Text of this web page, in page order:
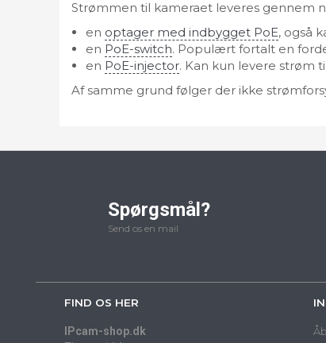
Strømmen til kameraet leveres gennem
en optager med indbygget PoE, også
en PoE-switch. Populært fortalt en
en PoE-injector. Kan kun levere strøm
Af samme grund følger der ikke
Spørgsmål?
Send os en mail
FIND OS HER
IPcam-shop.dk